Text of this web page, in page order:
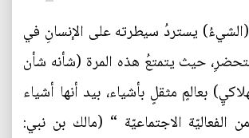
يستردُ سيطرته على الإنسانِ في
حيث يتمتعُ هذه المرة (شأنه شأن
بعالمٍ مثقلٍ بأشياء، بيد أنها أشياء
الفعاليّة الاجتماعيّة “ (مالك بن نبي: